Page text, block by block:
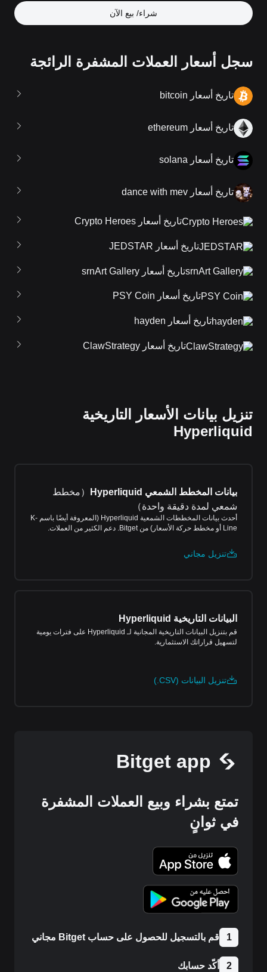
شراء/ بيع الآن
سجل أسعار العملات المشفرة الرائجة
تاريخ أسعار bitcoin
تاريخ أسعار ethereum
تاريخ أسعار solana
تاريخ أسعار dance with mev
تاريخ أسعار Crypto Heroes
تاريخ أسعار JEDSTAR
تاريخ أسعار srnArt Gallery
تاريخ أسعار PSY Coin
تاريخ أسعار hayden
تاريخ أسعار ClawStrategy
تنزيل بيانات الأسعار التاريخية
Hyperliquid
بيانات المخطط الشمعي Hyperliquid （مخطط
شمعي لمدة دقيقة واحدة）
أحدث بيانات المخططات الشمعية Hyperliquid (المعروفة أيضًا باسم K-
Line أو مخطط حركة الأسعار) من Bitget. دعم الكثير من العملات.
تنزيل مجاني
البيانات التاريخية Hyperliquid
قم بتنزيل البيانات التاريخية المجانية لـ Hyperliquid على فترات يومية
لتسهيل قراراتك الاستثمارية.
تنزيل البيانات (CSV.)
Bitget app
تمتع بشراء وبيع العملات المشفرة
في ثوانٍ
1 قم بالتسجيل للحصول على حساب Bitget مجاني
2 أكّد حسابك